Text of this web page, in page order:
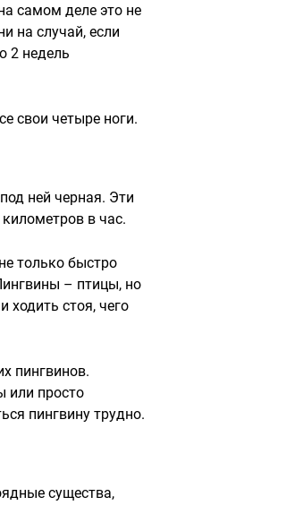
самом деле это не
на случай, если
2 недель
свои четыре ноги.
ней черная. Эти
в час.
только быстро
– птицы, но
ходить стоя, чего
пингвинов.
или просто
пингвину трудно.
существа,